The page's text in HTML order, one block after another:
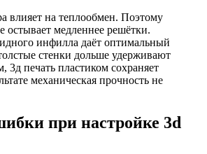
влияет на теплообмен. Поэтому
остывает медленнее решётки.
инфилла даёт оптимальный
стенки дольше удерживают
3д печать пластиком сохраняет
механическая прочность не
при настройке 3d